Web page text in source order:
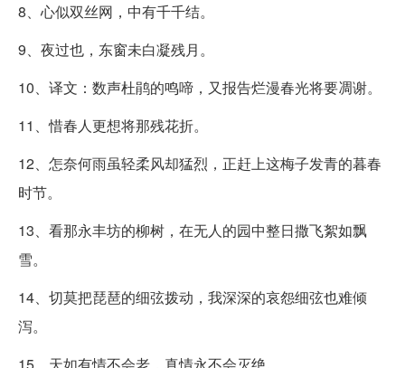
8、心似双丝网，中有千千结。
9、夜过也，东窗未白凝残月。
10、译文：数声杜鹃的鸣啼，又报告烂漫春光将要凋谢。
11、惜春人更想将那残花折。
12、怎奈何雨虽轻柔风却猛烈，正赶上这梅子发青的暮春
时节。
13、看那永丰坊的柳树，在无人的园中整日撒飞絮如飘
雪。
14、切莫把琵琶的细弦拨动，我深深的哀怨细弦也难倾
泻。